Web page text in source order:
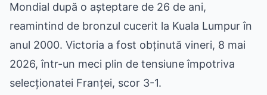
Mondial după o așteptare de 26 de ani,
reamintind de bronzul cucerit la Kuala Lumpur în
anul 2000. Victoria a fost obținută vineri, 8 mai
2026, într-un meci plin de tensiune împotriva
selecționatei Franței, scor 3-1.